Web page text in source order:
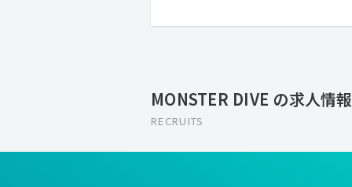
MONSTER DIVE の求人情報
RECRUITS